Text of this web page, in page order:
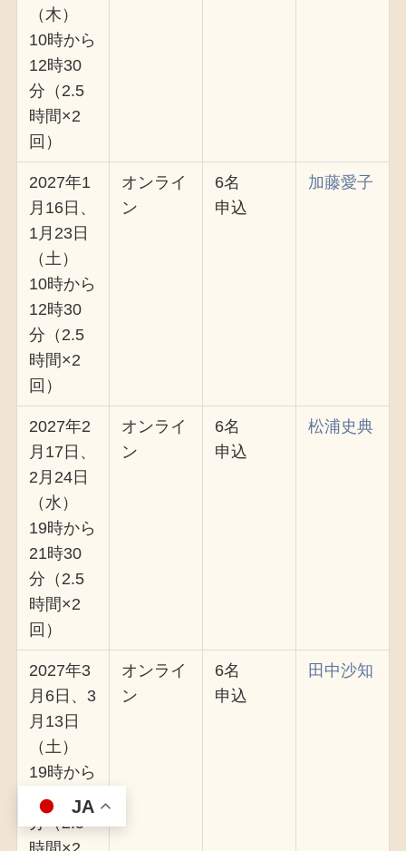
（木）
10時から
12時30
分（2.5
時間×2
回）
2027年1
月16日、
1月23日
（土）
10時から
12時30
分（2.5
時間×2
回）
オンライ
ン
6名
申込
加藤愛子
2027年2
月17日、
2月24日
（水）
19時から
21時30
分（2.5
時間×2
回）
オンライ
ン
6名
申込
松浦史典
2027年3
月6日、3
月13日
（土）
19時から
21時30
分（2.5
オンライ
ン
6名
申込
田中沙知
JA